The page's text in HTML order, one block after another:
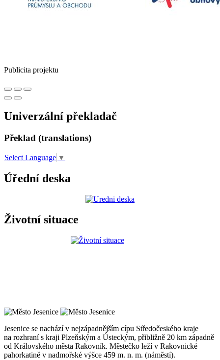
Publicita projektu
Univerzální překladač
Překlad (translations)
Select Language ▼
Úřední deska
Životní situace
Jesenice se nachází v nejzápadnějším cípu Středočeského kraje
na rozhraní s kraji Plzeňským a Ústeckým, přibližně 20 km západně
od Královského města Rakovník. Městečko leží v Rakovnické
pahorkatině v nadmořské výšce 459 m. n. m. (náměstí).